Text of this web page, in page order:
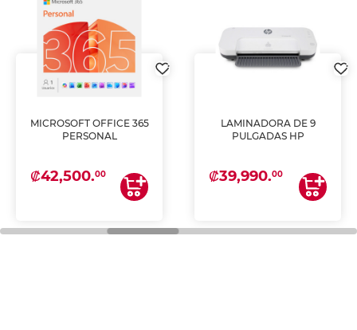
MICROSOFT OFFICE 365
PERSONAL
₡42,500.00
LAMINADORA DE 9
PULGADAS HP
₡39,990.00